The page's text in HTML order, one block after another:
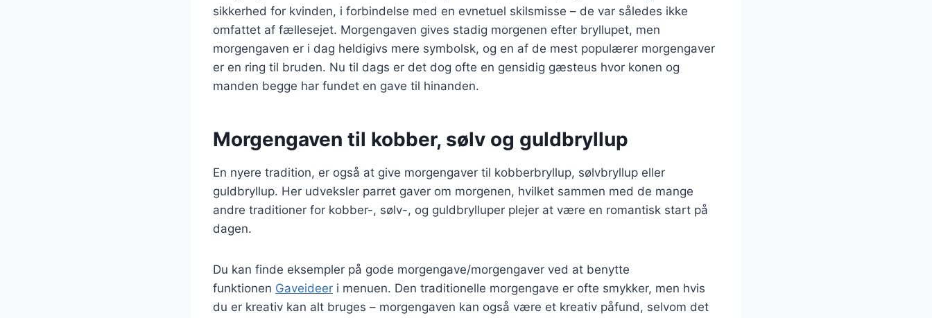
sikkerhed for kvinden, i forbindelse med en evnetuel skilsmisse – de var således ikke
omfattet af fællesejet. Morgengaven gives stadig morgenen efter bryllupet, men
morgengaven er i dag heldigivs mere symbolsk, og en af de mest populærer morgengaver
er en ring til bruden. Nu til dags er det dog ofte en gensidig gæsteus hvor konen og
manden begge har fundet en gave til hinanden.
Morgengaven til kobber, sølv og guldbryllup
En nyere tradition, er også at give morgengaver til kobberbryllup, sølvbryllup eller
guldbryllup. Her udveksler parret gaver om morgenen, hvilket sammen med de mange
andre traditioner for kobber-, sølv-, og guldbrylluper plejer at være en romantisk start på
dagen.
Du kan finde eksempler på gode morgengave/morgengaver ved at benytte
funktionen Gaveideer i menuen. Den traditionelle morgengave er ofte smykker, men hvis
du er kreativ kan alt bruges – morgengaven kan også være et kreativ påfund, selvom det